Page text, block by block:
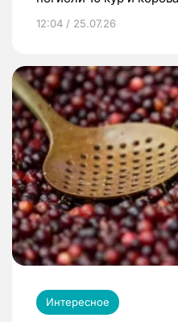
12:04 / 25.07.26
Интересное